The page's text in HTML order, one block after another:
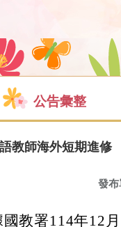
公告彙整
教師海外短期進修
發布
國教署114年12